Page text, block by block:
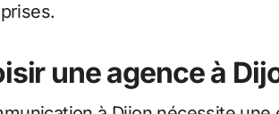
une agence à